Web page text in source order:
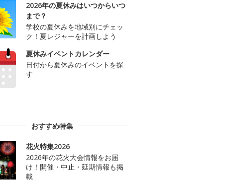
2026年の夏休みはいつからいつ
まで？
学校の夏休みを地域別にチェッ
ク！夏レジャーを計画しよう
夏休みイベントカレンダー
日付から夏休みのイベントを探
す
おすすめ特集
花火特集2026
2026年の花火大会情報をお届
け！開催・中止・延期情報も掲
載